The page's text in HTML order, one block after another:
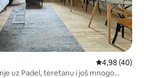
Prosječna
4,98 (40)
uz Padel, teretanu i još mnogo